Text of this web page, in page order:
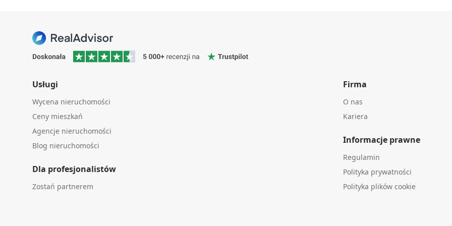
Usługi
Wycena nieruchomości
Ceny mieszkań
Agencje nieruchomości
Blog nieruchomości
Dla profesjonalistów
Zostań partnerem
Firma
O nas
Kariera
Informacje prawne
Regulamin
Polityka prywatności
Polityka plików cookie